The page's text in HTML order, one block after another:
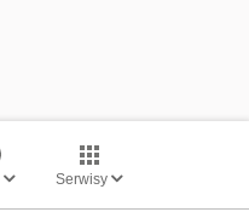
Serwisy